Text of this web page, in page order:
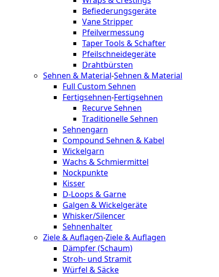
Befiederungsgeräte
Vane Stripper
Pfeilvermessung
Taper Tools & Schafter
Pfeilschneidegeräte
Drahtbürsten
Sehnen & Material-Sehnen & Material
Full Custom Sehnen
Fertigsehnen-Fertigsehnen
Recurve Sehnen
Traditionelle Sehnen
Sehnengarn
Compound Sehnen & Kabel
Wickelgarn
Wachs & Schmiermittel
Nockpunkte
Kisser
D-Loops & Garne
Galgen & Wickelgeräte
Whisker/Silencer
Sehnenhalter
Ziele & Auflagen-Ziele & Auflagen
Dämpfer (Schaum)
Stroh- und Stramit
Würfel & Säcke